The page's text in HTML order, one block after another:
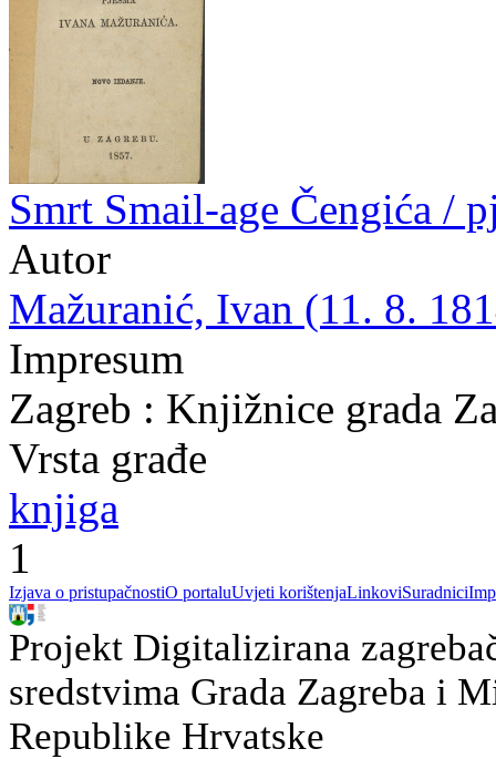
Smrt Smail-age Čengića /
Autor
Mažuranić, Ivan (11. 8.
Impresum
Zagreb : Knjižnice grada
Vrsta građe
knjiga
1
Izjava o pristupačnostiO portaluUvjeti korištenjaLinkoviSuradnici
Projekt Digitalizirana
sredstvima Grada Zagreba i
Republike Hrvatske